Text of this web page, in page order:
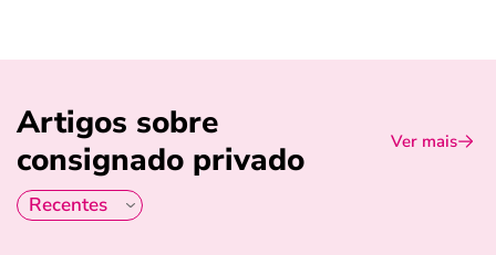
Artigos sobre
consignado privado
Ver mais